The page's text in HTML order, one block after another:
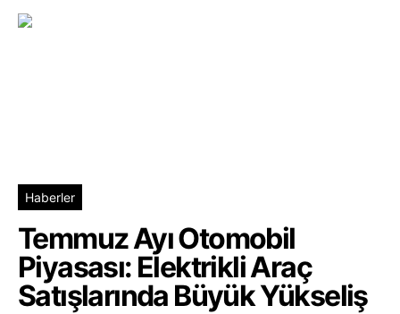
Haberler
Temmuz Ayı Otomobil
Piyasası: Elektrikli Araç
Satışlarında Büyük Yükseliş